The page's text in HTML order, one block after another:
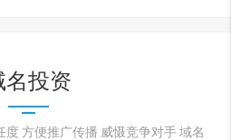
名投资
方便推广传播 威慑竞争对手 域名